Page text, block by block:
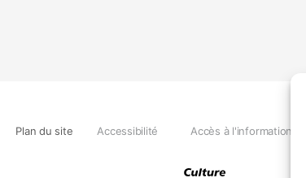
Plan du site Accessibilité Accès à l'information